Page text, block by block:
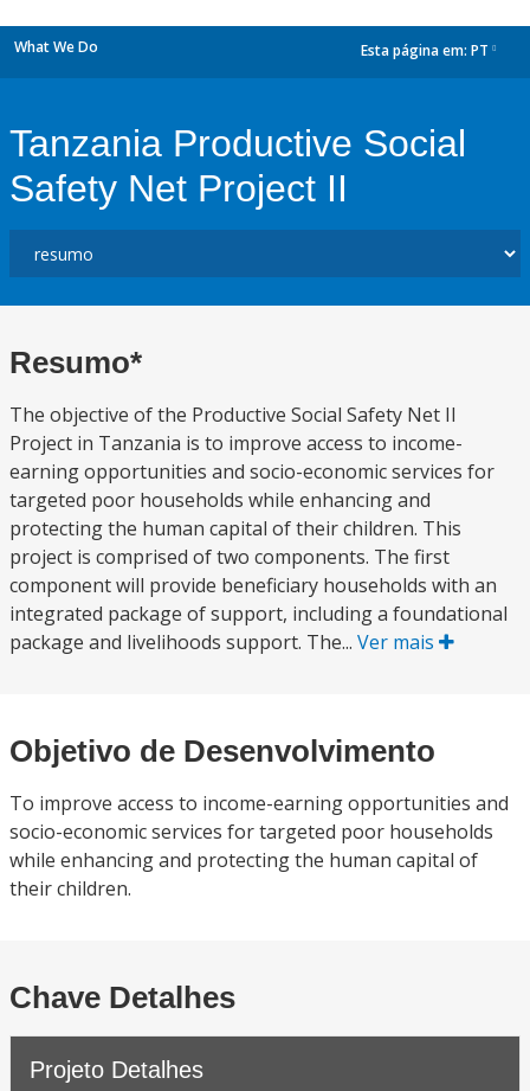
What We Do Esta página em: PT
Tanzania Productive Social
Safety Net Project II
Resumo*
The objective of the Productive Social Safety Net II
Project in Tanzania is to improve access to income-
earning opportunities and socio-economic services for
targeted poor households while enhancing and
protecting the human capital of their children. This
project is comprised of two components. The first
component will provide beneficiary households with an
integrated package of support, including a foundational
package and livelihoods support. The... Ver mais
Objetivo de Desenvolvimento
To improve access to income-earning opportunities and
socio-economic services for targeted poor households
while enhancing and protecting the human capital of
their children.
Chave Detalhes
Projeto Detalhes